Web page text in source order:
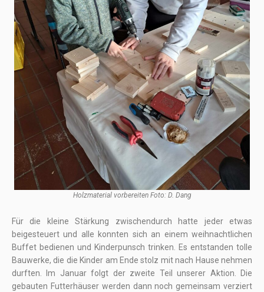
Holzmaterial vorbereiten Foto: D. Dang
Für die kleine Stärkung zwischendurch hatte jeder etwas
beigesteuert und alle konnten sich an einem weihnachtlichen
Buffet bedienen und Kinderpunsch trinken. Es entstanden tolle
Bauwerke, die die Kinder am Ende stolz mit nach Hause nehmen
durften. Im Januar folgt der zweite Teil unserer Aktion. Die
gebauten Futterhäuser werden dann noch gemeinsam verziert